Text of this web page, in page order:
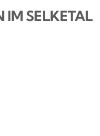
IM SELKETAL